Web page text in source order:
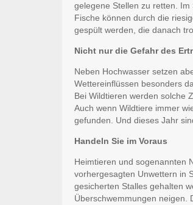
gelegene Stellen zu retten.
Fische können durch die
gespült werden, die danach
Nicht nur die Gefahr des
Neben Hochwasser setzen
Wettereinflüssen besonders
Bei Wildtieren werden solche
Auch wenn Wildtiere immer
gefunden. Und dieses Jahr
Handeln Sie im Voraus
Heimtieren und sogenannten
vorhergesagten Unwettern in
gesicherten Stalles gehalten
Überschwemmungen neigen.